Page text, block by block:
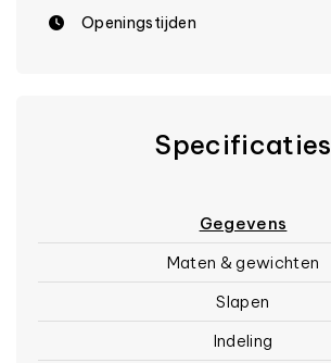
Openingstijden
Specificaties
Gegevens
Maten & gewichten
Slapen
Indeling